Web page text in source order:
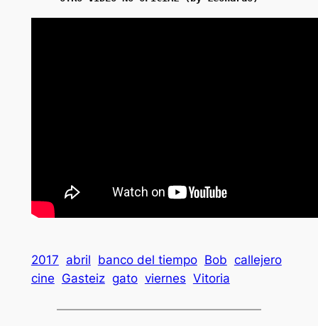
2017 abril banco del tiempo Bob callejero
cine Gasteiz gato viernes Vitoria